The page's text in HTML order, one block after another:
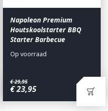
Napoleon Premium
Houtskoolstarter BBQ
Starter Barbecue
€ 29,95
€23,95
Op voorraad